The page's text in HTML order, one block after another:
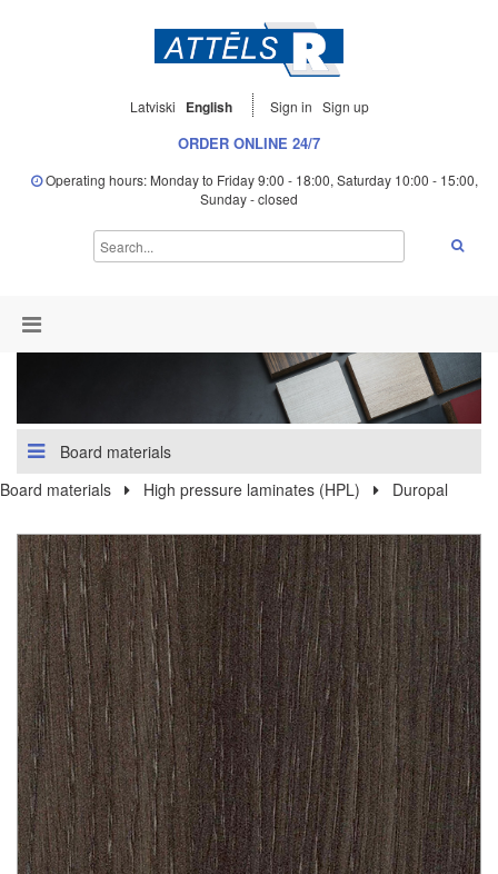
Latviski English Sign in Sign up
ORDER ONLINE 24/7
Operating hours: Monday to Friday 9:00 - 18:00, Saturday 10:00 - 15:00,
Sunday - closed
Board materials
Board materials
High pressure laminates (HPL) Duropal